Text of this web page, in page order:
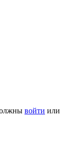
войти или